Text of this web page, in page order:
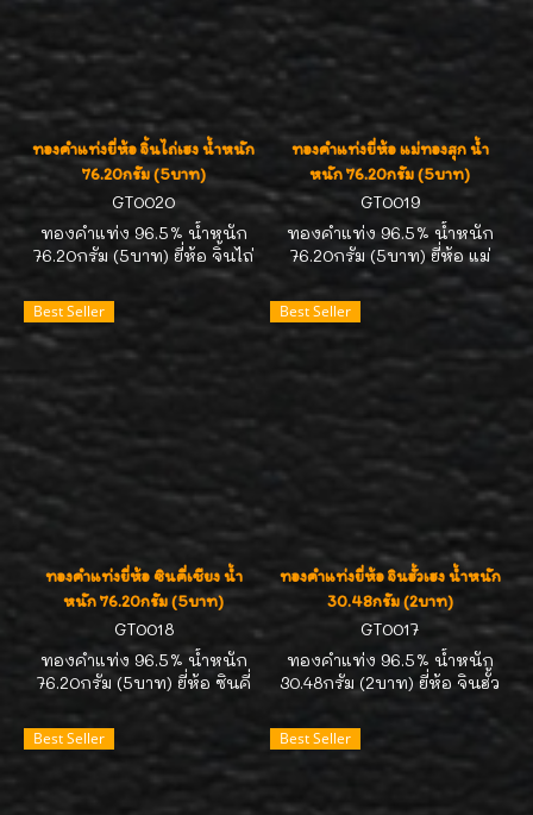
ทองคำแท่งยี่ห้อ จิ้นไถ่เฮง น้ำหนัก
76.20กรัม (5บาท)
GT0020
ทองคำแท่ง 96.5% น้ำหนัก
76.20กรัม (5บาท) ยี่ห้อ จิ้นไถ่
เฮง ทองคำได้มาตรฐาน สคบ.
คิดราคาตามสมาคมประกาศนะ
คะ มีของสต๊อกตลอดเวลาค่ะ
สนใจถือครองไว้เก็งกำไร
ทองคำแท่งยี่ห้อ แม่ทองสุก น้ำ
หนัก 76.20กรัม (5บาท)
GT0019
ทองคำแท่ง 96.5% น้ำหนัก
76.20กรัม (5บาท) ยี่ห้อ แม่
ทองสุก ทองคำได้มาตรฐาน
สคบ. คิดราคาตามสมาคม
ประกาศนะคะ มีของสต๊อก
ตลอดเวลาค่ะ สนใจถือครอง
ไว้เก็งกำไร ติดต่อ 089-
Best Seller
ทองคำแท่งยี่ห้อ ซินคี่เชียง น้ำ
หนัก 76.20กรัม (5บาท)
GT0018
ทองคำแท่ง 96.5% น้ำหนัก
76.20กรัม (5บาท) ยี่ห้อ ซินคี่
สคบ. คิดราคาตามสมาคม
ประกาศนะคะ มีของสต๊อก
ตลอดเวลาค่ะ สนใจถือครอง
Best Seller
ทองคำแท่งยี่ห้อ จินฮั้วเฮง น้ำหนัก
30.48กรัม (2บาท)
GT0017
ทองคำแท่ง 96.5% น้ำหนัก
30.48กรัม (2บาท) ยี่ห้อ จินฮั้ว
คิดราคาตามสมาคมประกาศนะ
คะ มีของสต๊อกตลอดเวลาค่ะ
สนใจถือครองไว้เก็งกำไร
Best Seller Best Seller